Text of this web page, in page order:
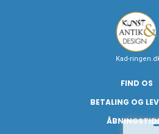
Kad-
FIND OS
BETALING OG